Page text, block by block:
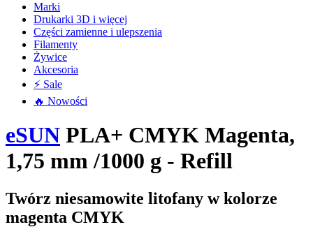
Marki
Drukarki 3D i więcej
Części zamienne i ulepszenia
Filamenty
Żywice
Akcesoria
⚡ Sale
🔥 Nowości
eSUN PLA+ CMYK Magenta,
1,75 mm /1000 g - Refill
Twórz niesamowite litofany w kolorze
magenta CMYK